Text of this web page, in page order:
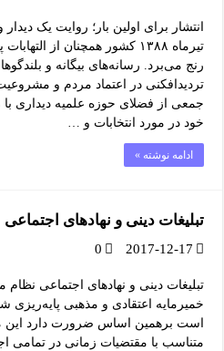
انتشار برای اولین بار؛ روایت یک
تیرماه ۱۳۸۸ کشور همچنان از
رنج می‌برد. رسانه‌های بیگانه و
تردیدافکنی در اعتماد مردم و
جمعی از فضلای حوزه علمیه دیداری با
خود در مورد انتخابات و …
ادامه نوشته »
تبلیغات دینی و نهادهای اجتماعی
2017-12-17
0
تبلیغات دینی و نهادهای اجتماعی
خمیرمایه اعتقادی و مذهبی پایه‌ریزی
است برهمین اساس ضرورت دارد این
متناسب با مقتضیات زمانی در تمامی